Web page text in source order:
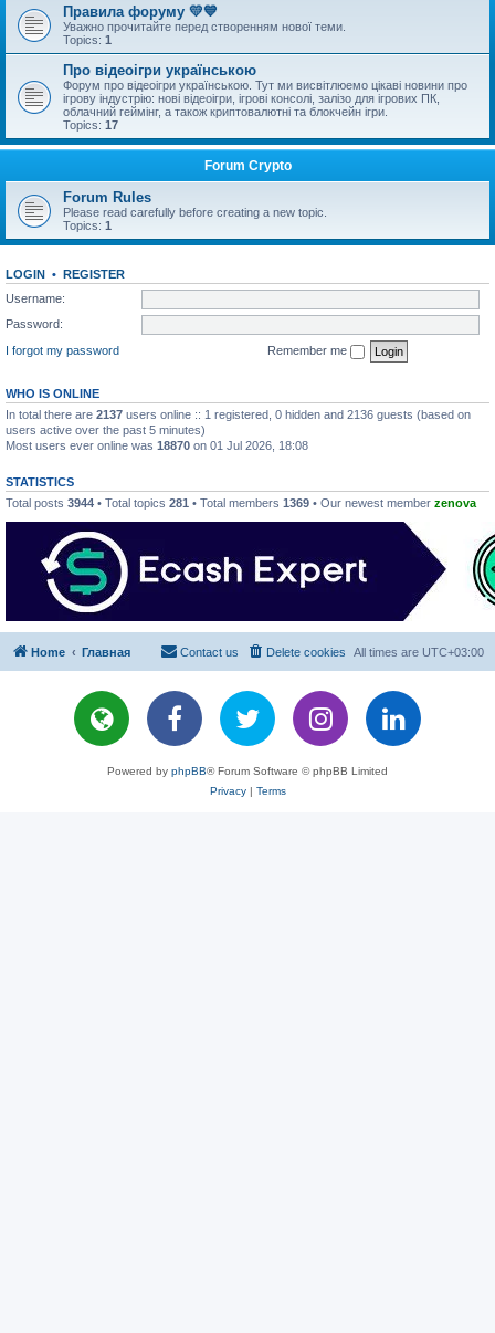
Правила форуму 💛💙
Уважно прочитайте перед створенням нової теми.
Topics: 1
Про відеоігри українською
Форум про відеоігри українською. Тут ми висвітлюемо цікаві новини про
ігрову індустрію: нові відеоігри, ігрові консолі, залізо для ігрових ПК,
облачний геймінг, а також криптовалютні та блокчейн ігри.
Topics: 17
Forum Crypto
Forum Rules
Please read carefully before creating a new topic.
Topics: 1
LOGIN • REGISTER
Username:
Password:
I forgot my password
Remember me
WHO IS ONLINE
In total there are 2137 users online :: 1 registered, 0 hidden and 2136 guests (based on
users active over the past 5 minutes)
Most users ever online was 18870 on 01 Jul 2026, 18:08
STATISTICS
Total posts 3944 • Total topics 281 • Total members 1369 • Our newest member zenova
Home Главная All times are UTC+03:00
Delete cookies
Contact us
Powered by phpBB® Forum Software © phpBB Limited
Privacy| Terms